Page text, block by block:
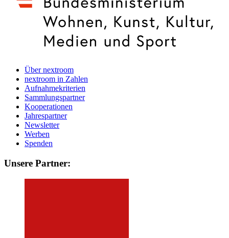
Über nextroom
nextroom in Zahlen
Aufnahmekriterien
Sammlungspartner
Kooperationen
Jahrespartner
Newsletter
Werben
Spenden
Unsere Partner: